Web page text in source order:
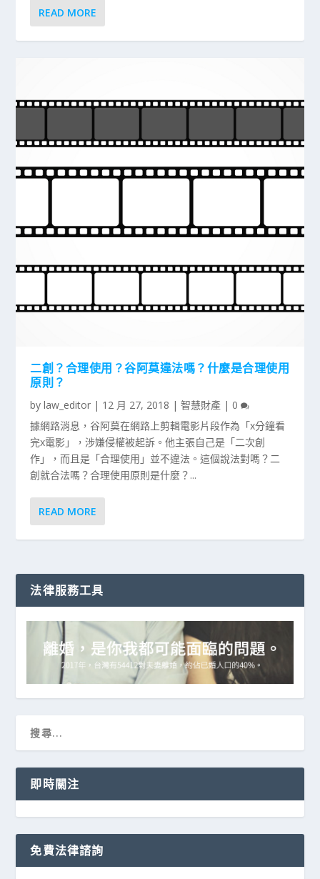
READ MORE
二創？合理使用？谷阿莫違法嗎？什麼是合理使用
原則？
bylaw_editor | 12 月 27, 2018 |智慧財產 | 0
據網路消息，谷阿莫在網路上剪輯電影片段作為「x分鐘看
完x電影」，涉嫌侵權被起訴。他主張自己是「二次創
作」，而且是「合理使用」並不違法。這個說法對嗎？二
創就合法嗎？合理使用原則是什麼？...
READ MORE
法律服務工具
即時關注
免費法律諮詢